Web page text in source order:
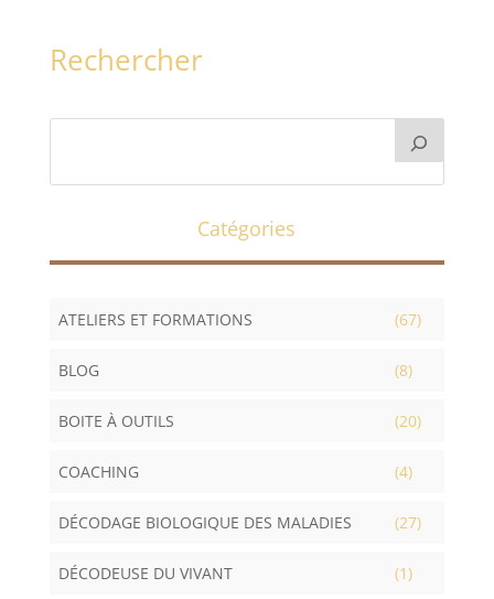
Rechercher
Catégories
ATELIERS ET FORMATIONS (67)
BLOG (8)
BOITE À OUTILS (20)
COACHING (4)
DÉCODAGE BIOLOGIQUE DES MALADIES (27)
DÉCODEUSE DU VIVANT (1)